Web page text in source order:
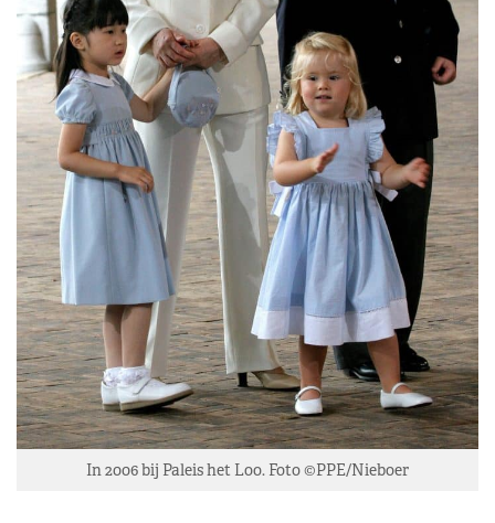
In 2006 bij Paleis het Loo. Foto ©PPE/Nieboer